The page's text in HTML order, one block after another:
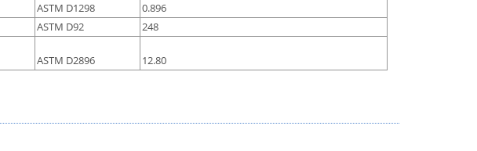
ASTM D1298
0.896
ASTM D92
248
ASTM D2896 12.80